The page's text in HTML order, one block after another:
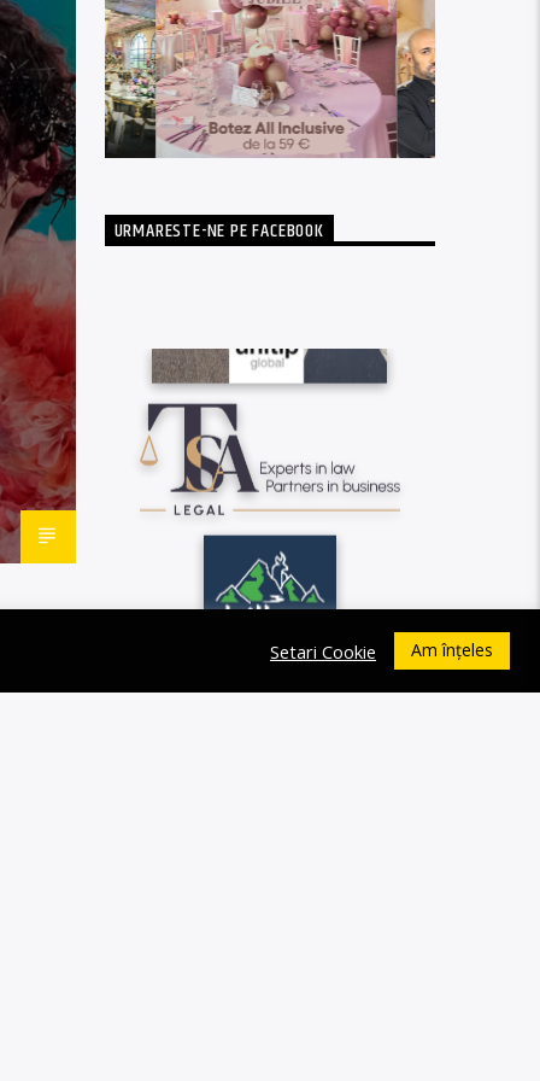
URMARESTE-NE PE FACEBOOK
Setari Cookie Am înțeles